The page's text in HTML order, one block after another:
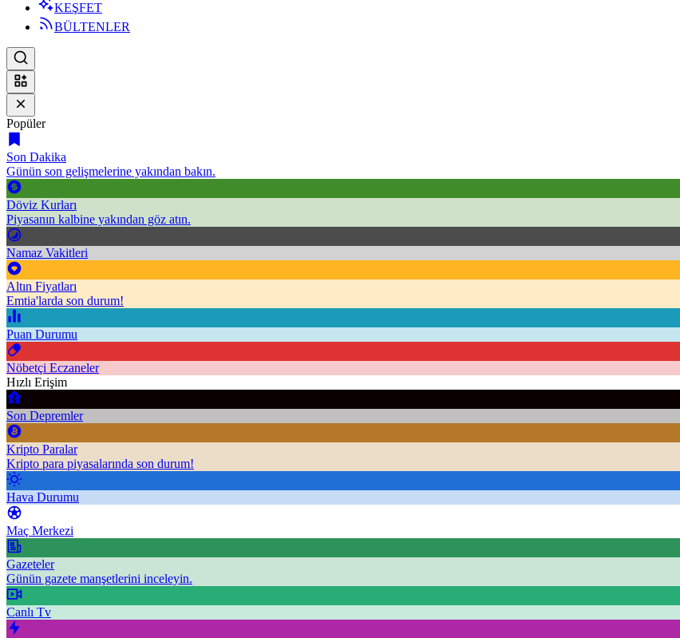
KEŞFET
BÜLTENLER
Popüler
Son Dakika
Günün son gelişmelerine yakından bakın.
Döviz Kurları
Piyasanın kalbine yakından göz atın.
Namaz Vakitleri
Altın Fiyatları
Emtia'larda son durum!
Puan Durumu
Nöbetçi Eczaneler
Hızlı Erişim
Son Depremler
Kripto Paralar
Kripto para piyasalarında son durum!
Hava Durumu
Maç Merkezi
Gazeteler
Günün gazete manşetlerini inceleyin.
Canlı Tv